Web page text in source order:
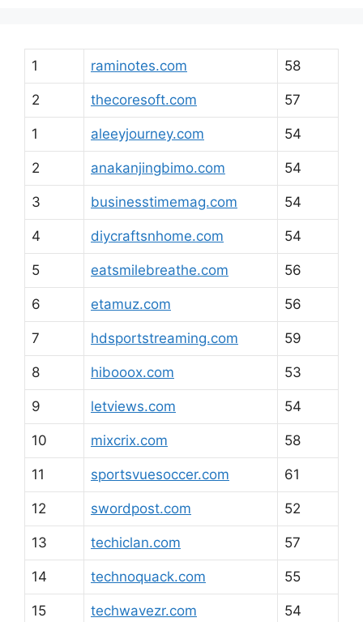
1 raminotes.com 58
2 thecoresoft.com 57
1 aleeyjourney.com 54
2 anakanjingbimo.com 54
3 businesstimemag.com 54
4 diycraftsnhome.com 54
5 eatsmilebreathe.com 56
6 etamuz.com 56
7 hdsportstreaming.com 59
8 hibooox.com 53
9 letviews.com 54
10 mixcrix.com 58
11 sportsvuesoccer.com 61
12 swordpost.com 52
13 techiclan.com 57
14 technoquack.com 55
15 techwavezr.com 54